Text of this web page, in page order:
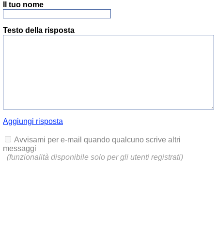
Il tuo nome
Testo della risposta
Aggiungi risposta
Avvisami per e-mail quando qualcuno scrive altri
messaggi
(funzionalità disponibile solo per gli utenti registrati)